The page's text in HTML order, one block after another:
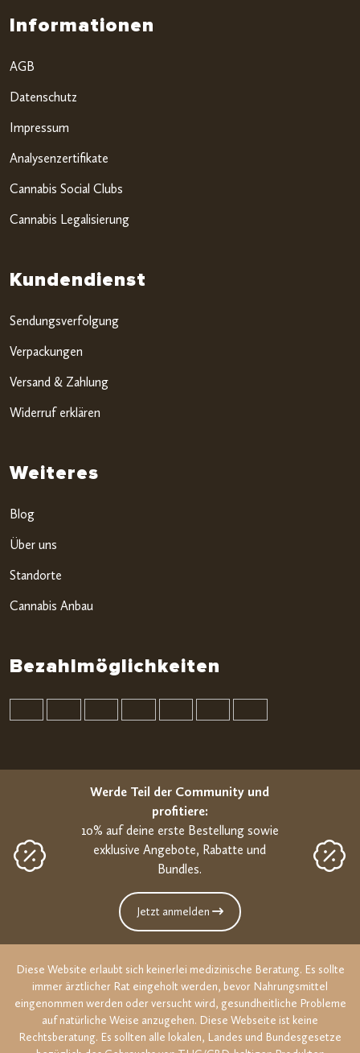
Informationen
AGB
Datenschutz
Impressum
Analysenzertifikate
Cannabis Social Clubs
Cannabis Legalisierung
Kundendienst
Sendungsverfolgung
Verpackungen
Versand & Zahlung
Widerruf erklären
Weiteres
Blog
Über uns
Standorte
Cannabis Anbau
Bezahlmöglichkeiten
Werde Teil der Community und
profitiere:
10% auf deine erste Bestellung sowie
exklusive Angebote, Rabatte und
Bundles.
Jetzt anmelden
Diese Website erlaubt sich keinerlei medizinische Beratung. Es sollte
immer ärztlicher Rat eingeholt werden, bevor Nahrungsmittel
eingenommen werden oder versucht wird, gesundheitliche Probleme
auf natürliche Weise anzugehen. Diese Webseite ist keine
Rechtsberatung. Es sollten alle lokalen, Landes und Bundesgesetze